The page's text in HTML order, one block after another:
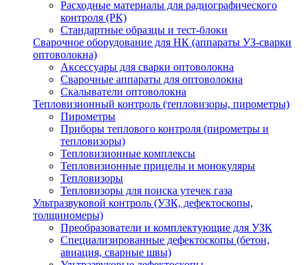
Расходные материалы для радиографического
контроля (РК)
Стандартные образцы и тест-блоки
Сварочное оборудование для НК (аппараты УЗ-сварки
оптоволокна)
Аксессуары для сварки оптоволокна
Сварочные аппараты для оптоволокна
Скалыватели оптоволокна
Тепловизионный контроль (тепловизоры, пирометры)
Пирометры
Приборы теплового контроля (пирометры и
тепловизоры)
Тепловизионные комплексы
Тепловизионные прицелы и монокуляры
Тепловизоры
Тепловизоры для поиска утечек газа
Ультразвуковой контроль (УЗК, дефектоскопы,
толщиномеры)
Преобразователи и комплектующие для УЗК
Специализированные дефектоскопы (бетон,
авиация, сварные швы)